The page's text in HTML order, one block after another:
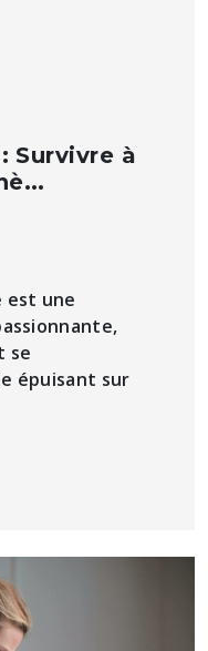
Survivre à
est une
se
épuisant sur